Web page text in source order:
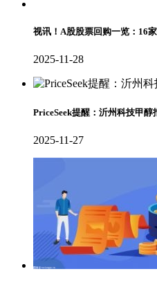
视讯！A股股票回购一览：16
2025-11-28
PriceSeek提醒：沂州科技甲醇
2025-11-27